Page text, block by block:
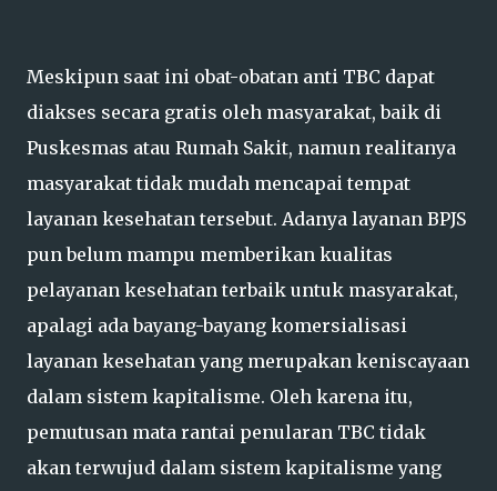
Meskipun saat ini obat-obatan anti TBC dapat
diakses secara gratis oleh masyarakat, baik di
Puskesmas atau Rumah Sakit, namun realitanya
masyarakat tidak mudah mencapai tempat
layanan kesehatan tersebut. Adanya layanan BPJS
pun belum mampu memberikan kualitas
pelayanan kesehatan terbaik untuk masyarakat,
apalagi ada bayang-bayang komersialisasi
layanan kesehatan yang merupakan keniscayaan
dalam sistem kapitalisme. Oleh karena itu,
pemutusan mata rantai penularan TBC tidak
akan terwujud dalam sistem kapitalisme yang